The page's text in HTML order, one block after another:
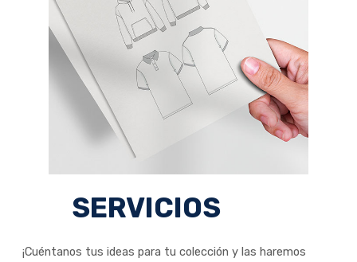
SERVICIOS
¡Cuéntanos tus ideas para tu colección y las haremos